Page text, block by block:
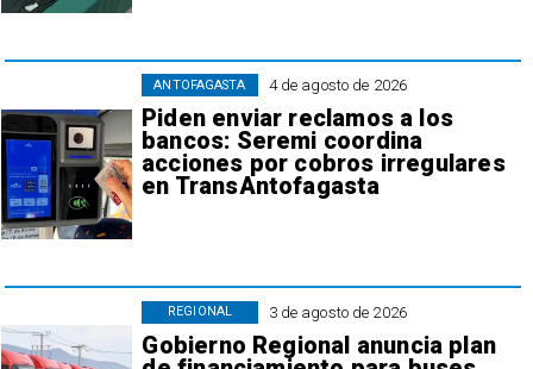
4 de agosto de 2026
Piden enviar reclamos a los
bancos: Seremi coordina
acciones por cobros irregulares
en TransAntofagasta
ANTOFAGASTA
3 de agosto de 2026
Gobierno Regional anuncia plan
REGIONAL